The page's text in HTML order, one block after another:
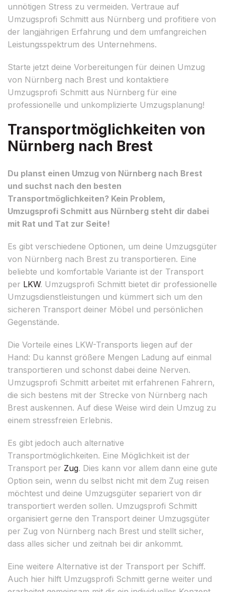
unnötigen Stress zu vermeiden. Vertraue auf
Umzugsprofi Schmitt aus Nürnberg und profitiere von
der langjährigen Erfahrung und dem umfangreichen
Leistungsspektrum des Unternehmens.
Starte jetzt deine Vorbereitungen für deinen Umzug
von Nürnberg nach Brest und kontaktiere
Umzugsprofi Schmitt aus Nürnberg für eine
professionelle und unkomplizierte Umzugsplanung!
Transportmöglichkeiten von
Nürnberg nach Brest
Du planst einen Umzug von Nürnberg nach Brest
und suchst nach den besten
Transportmöglichkeiten? Kein Problem,
Umzugsprofi Schmitt aus Nürnberg steht dir dabei
mit Rat und Tat zur Seite!
Es gibt verschiedene Optionen, um deine Umzugsgüter
von Nürnberg nach Brest zu transportieren. Eine
beliebte und komfortable Variante ist der Transport
per LKW. Umzugsprofi Schmitt bietet dir professionelle
Umzugsdienstleistungen und kümmert sich um den
sicheren Transport deiner Möbel und persönlichen
Gegenstände.
Die Vorteile eines LKW-Transports liegen auf der
Hand: Du kannst größere Mengen Ladung auf einmal
transportieren und schonst dabei deine Nerven.
Umzugsprofi Schmitt arbeitet mit erfahrenen Fahrern,
die sich bestens mit der Strecke von Nürnberg nach
Brest auskennen. Auf diese Weise wird dein Umzug zu
einem stressfreien Erlebnis.
Es gibt jedoch auch alternative
Transportmöglichkeiten. Eine Möglichkeit ist der
Transport per Zug. Dies kann vor allem dann eine gute
Option sein, wenn du selbst nicht mit dem Zug reisen
möchtest und deine Umzugsgüter separiert von dir
transportiert werden sollen. Umzugsprofi Schmitt
organisiert gerne den Transport deiner Umzugsgüter
per Zug von Nürnberg nach Brest und stellt sicher,
dass alles sicher und zeitnah bei dir ankommt.
Eine weitere Alternative ist der Transport per Schiff.
Auch hier hilft Umzugsprofi Schmitt gerne weiter und